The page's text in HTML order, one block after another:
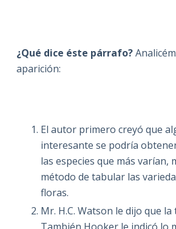
¿Qué dice éste párrafo?
aparición:
El autor primero creyó que
interesante se podría
las especies que más varían,
método de tabular las
floras.
Mr. H.C. Watson le dijo que